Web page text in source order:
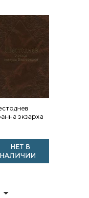
экзарха
НЕТ В
НАЛИЧИИ